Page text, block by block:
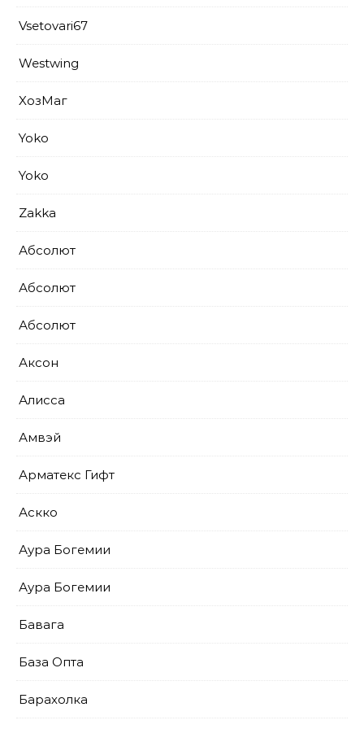
Vsetovari67
Westwing
XoзМаг
Yoko
Yoko
Zakka
Абсолют
Абсолют
Абсолют
Аксон
Алисса
Амвэй
Арматекс Гифт
Аскко
Аура Богемии
Аура Богемии
Бавага
База Опта
Барахолка